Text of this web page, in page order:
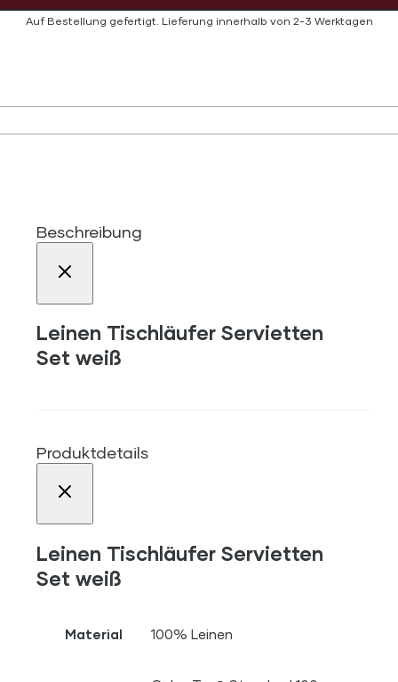
Auf Bestellung gefertigt. Lieferung innerhalb von 2-3 Werktagen
Beschreibung
Leinen Tischläufer Servietten
Set weiß
Produktdetails
Leinen Tischläufer Servietten
Set weiß
Material 100% Leinen